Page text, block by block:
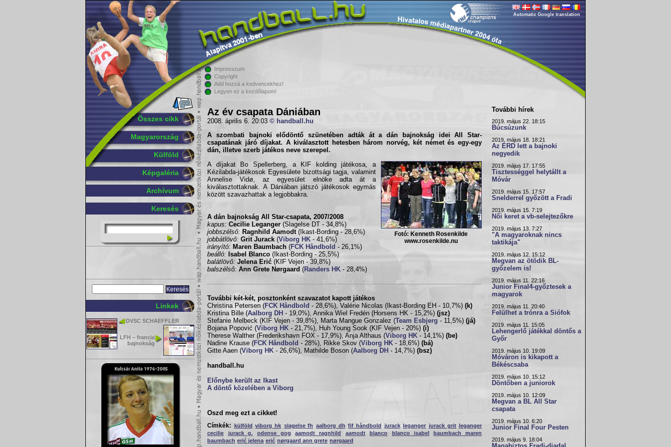
Összes cikk
Magyarország
Külföld
Képgaléria
Archívum
Keresés
Linkek
DVSC SCHAEFFLER
LFH – francia
bajnokság
Automatic Google translation
Impresszum
Copyright
Add hozzá a kedvencekhez!
Legyen ez a kezdőlapom!
Az év csapata Dániában
2008. április 6. 20:03 © handball.hu
A szombati bajnoki elődöntő szünetében adták át a dán bajnokság ideiAll Star-
csapatának járó díjakat. A kiválasztott hetesben három norvég, két német és egy-egy
dán, illetve szerb játékos neve szerepel.
Fotó: Kenneth Rosenkilde
www.rosenkilde.nu
A díjakat Bo Spellerberg, a KIF kolding játékosa, a
Kézilabda-játékosok Egyesülete bizottsági tagja, valamint
Annelise Vidø, az egyesület elnöke adta át a
kiválasztottaknak. A Dániában játszó játékosok egymás
között szavazhattak a legjobbakra.
A dán bajnokság All Star-csapata, 2007/2008
kapus: Cecilie Leganger (Slagelse DT - 34,8%)
jobbszélső: Ragnhild Aamodt (Ikast-Bording - 28,6%)
jobbátlövő: Grit Jurack (Viborg HK - 41,6%)
irányító: Maren Baumbach (FCK Håndbold - 26,1%)
beálló:
Isabel Blanco (Ikast-Bording - 25,5%)
balátlövő: Jelena Erić (KIF Vejen - 39,8%)
balszélső: Ann Grete Nørgaard (Randers HK - 28,4%)
További két-két, posztonként szavazatot kapott játékos
Christina Petersen (FCK Håndbold - 28,6%), Valérie Nicolas (Ikast-Bording EH - 10,7%) (k)
Kristina Bille (Aalborg DH - 19,0%), Annika Wiel Fredén (Horsens HK - 15,2%) (jsz)
Stefanie Melbeck (KIF Vejen - 39,8%), Marta Mangue Gonzalez (Team Esbjerg - 11,5%) (já)
Bojana Popović (Viborg HK - 21,7%), Huh Young Sook (KIF Vejen - 20%) (i)
Therese Walther (Frederikshavn FOX - 17,9%), Anja Althaus (Viborg HK - 14,1%) (be)
Nadine Krause (FCK Håndbold - 28%), Rikke Skov (Viborg HK - 18,6%) (bá)
Gitte Aaen (Viborg HK - 26,6%), Mathilde Boson (Aalborg DH - 14,7%) (bsz)
handball.hu
Előnybe került az Ikast
A döntő közelében a Viborg
Oszd meg ezt a cikket!
Címkék:
külföld viborg hk slagelse fh aalborg dh fif håndbold jurack leganger jurack grit
leganger
cecilie
jurack g. odense gog aamodt ragnhild aamodt blanco blanco isabel
baumbach maren
baumbach erić jelena erić nørgaard ann grete nørgaard
További hírek
2019. május 22. 18:15
Búcsúzunk
2019. május 18. 18:21
Az ÉRD lett a bajnoki
negyedik
2019. május 17. 17:55
Tisztességgel helytállt a
Móvár
2019. május 15. 17:57
Snelderrel győzött a Fradi
2019. május 15. 7:19
Női keret a vb-selejtezőkre
2019. május 13. 7:27
"A magyaroknak nincs
taktikája"
2019. május 12. 15:12
Megvan az ötödik BL-
győzelem is!
2019. május 11. 22:16
Junior Final4-győztesek a
magyarok
2019. május 11. 20:40
Felülhet a trónra a Siófok
2019. május 11. 15:05
Lehengerlő játékkal döntős a
Győr
2019. május 10. 19:09
Móváron is kikapott a
Békéscsaba
2019. május 10. 15:12
Döntőben a juniorok
2019. május 10. 12:09
Megvan a BL All Star
csapata
2019. május 10. 6:20
Junior Final Four Pesten
2019. május 9. 18:04